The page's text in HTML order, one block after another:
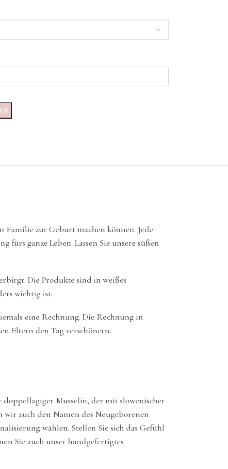
Familie zur Geburt machen können. Jede
ganze Leben. Lassen Sie unsere süßen
Die Produkte sind in weißes
wichtig ist.
eine Rechnung. Die Rechnung in
Eltern den Tag verschönern.
Musselin, der mit slowenischer
auch den Namen des Neugeborenen
wählen. Stellen Sie sich das Gefühl
Sie auch unser handgefertigtes